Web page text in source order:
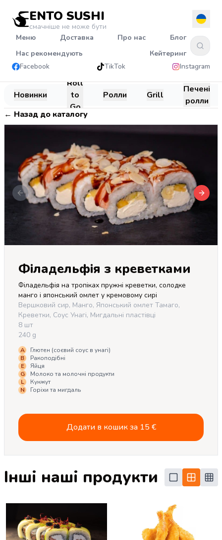
ENTO SUSHI
смачніше не може бути
Меню
Доставка Про нас
Блог
Нас рекомендують
Кейтеринг
Facebook
TikTok Instagram
Новинки
Roll
to
Go
Ролли Grill
Печені
ролли
← Назад до каталогу
Previous slide Next
Філадельфія з креветками
Філадельфія на тропіках пружні креветки, солодке
манго і японський омлет у кремовому сирі
Вершковий сир, Манго, Японський омлет Тамаго,
Креветки, Соус Унагі, Мигдальні пластівці
8 шт
240 g
A
Глютен (соєвий соус в унагі)
B
Ракоподібні
E
Яйця
G
Молоко та молочні продукти
L
Кунжут
N
Горіхи та мигдаль
Додати в кошик за 15€
Інші наші продукти